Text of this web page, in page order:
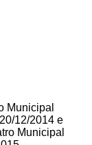
Municipal
12/2014 e
Municipal